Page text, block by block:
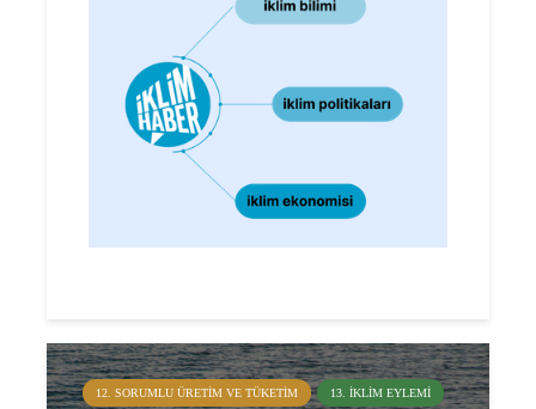
12. SORUMLU ÜRETIM VE TÜKETIM 13. İKLIM EYLEMI